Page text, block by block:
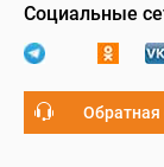
Социальные
Обратная